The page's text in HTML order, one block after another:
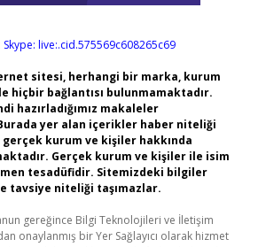
Skype: live:.cid.575569c608265c69
sitesi, herhangi bir marka, kurum
hiçbir bağlantısı bulunmamaktadır.
hazırladığımız makaleler
yer alan içerikler haber niteliği
kurum ve kişiler hakkında
Gerçek kurum ve kişiler ile isim
tesadüfidir. Sitemizdeki bilgiler
tavsiye niteliği taşımazlar.
gereğince Bilgi Teknolojileri ve İletişim
onaylanmış bir Yer Sağlayıcı olarak hizmet